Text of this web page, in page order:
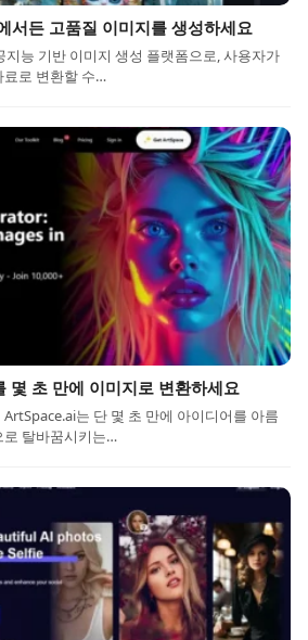
서든 고품질 이미지를 생성하세요
능 기반 이미지 생성 플랫폼으로, 사용자가
료로 변환할 수…
초 만에 이미지로 변환하세요
는 단 몇 초 만에 아이디어를 아름
로 탈바꿈시키는…